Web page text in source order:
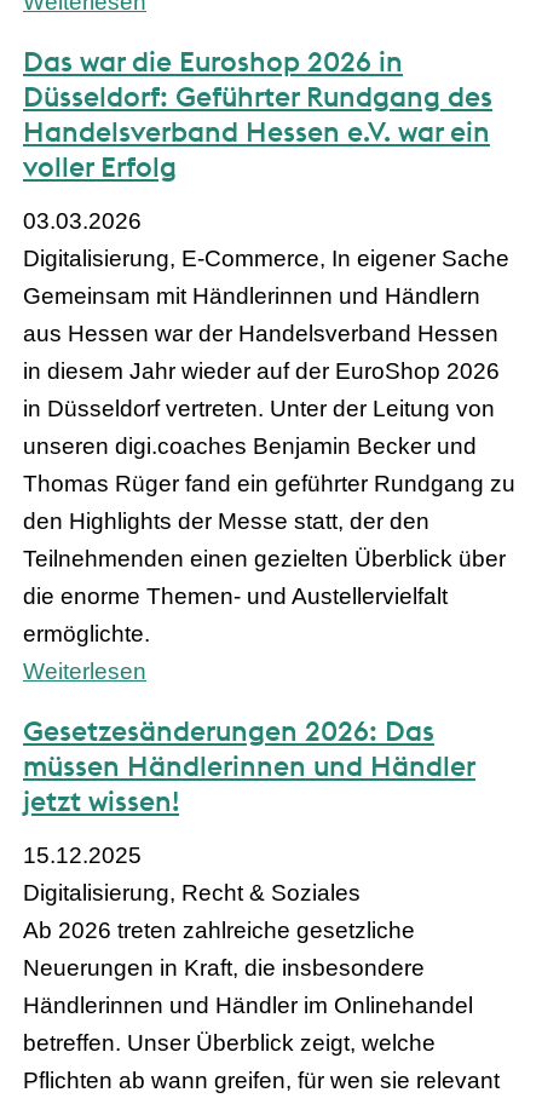
Das war die Euroshop 2026 in
Düsseldorf: Geführter Rundgang des
Handelsverband Hessen e.V. war ein
voller Erfolg
03.03.2026
Digitalisierung, E-Commerce, In eigener Sache
Gemeinsam mit Händlerinnen und Händlern
aus Hessen war der Handelsverband Hessen
in diesem Jahr wieder auf der EuroShop 2026
in Düsseldorf vertreten. Unter der Leitung von
unseren digi.coaches Benjamin Becker und
Thomas Rüger fand ein geführter Rundgang zu
den Highlights der Messe statt, der den
Teilnehmenden einen gezielten Überblick über
die enorme Themen- und Austellervielfalt
ermöglichte.
Weiterlesen
Gesetzesänderungen 2026: Das
müssen Händlerinnen und Händler
jetzt wissen!
15.12.2025
Digitalisierung, Recht & Soziales
Ab 2026 treten zahlreiche gesetzliche
Neuerungen in Kraft, die insbesondere
Händlerinnen und Händler im Onlinehandel
betreffen. Unser Überblick zeigt, welche
Pflichten ab wann greifen, für wen sie relevant